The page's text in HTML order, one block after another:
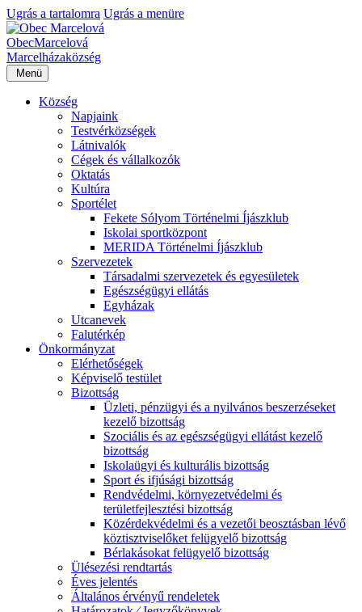
Ugrás a tartalomra Ugrás a menüre
ObecMarcelová
Marcelházaközség
Menü
Község
Napjaink
Testvérközségek
Látnivalók
Cégek és vállalkozók
Oktatás
Kultúra
Sportélet
Fekete Sólyom Történelmi Íjászklub
Iskolai sportközpont
MERIDA Történelmi Íjászklub
Szervezetek
Társadalmi szervezetek és egyesületek
Egészségügyi ellátás
Egyházak
Utcanevek
Falutérkép
Önkormányzat
Elérhetőségek
Képviselő testület
Bizottság
Üzleti, pénzügyi és a nyilvános beszerzéseket
kezelő bizottság
Szociális és az egészségügyi ellátást kezelő
bizottság
Iskolaügyi és kulturális bizottság
Sport és ifjúsági bizottság
Rendvédelmi, környezetvédelmi és
területfejlesztési bizottság
Közérdekvédelmi és a vezetői beosztásban lévő
köztisztviselőket felügyelő bizottság
Bérlakásokat felügyelő bizottság
Ülésezési rendtartás
Éves jelentés
Általános érvényű rendeletek